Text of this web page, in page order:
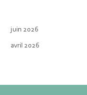
juin 2026
avril 2026